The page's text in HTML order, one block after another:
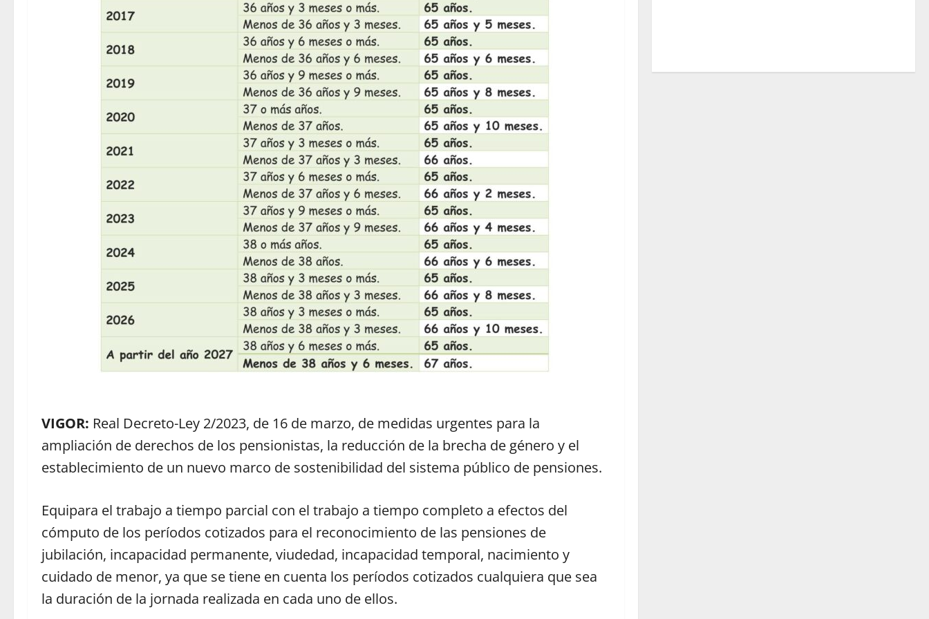
VIGOR: Real Decreto-Ley 2/2023, de 16 de marzo, de medidas urgentes para la
ampliación de derechos de los pensionistas, la reducción de la brecha de género y el
establecimiento de un nuevo marco de sostenibilidad del sistema público de pensiones.
Equipara el trabajo a tiempo parcial con el trabajo a tiempo completo a efectos del
cómputo de los períodos cotizados para el reconocimiento de las pensiones de
jubilación, incapacidad permanente, viudedad, incapacidad temporal, nacimiento y
cuidado de menor, ya que se tiene en cuenta los períodos cotizados cualquiera que sea
la duración de la jornada realizada en cada uno de ellos.